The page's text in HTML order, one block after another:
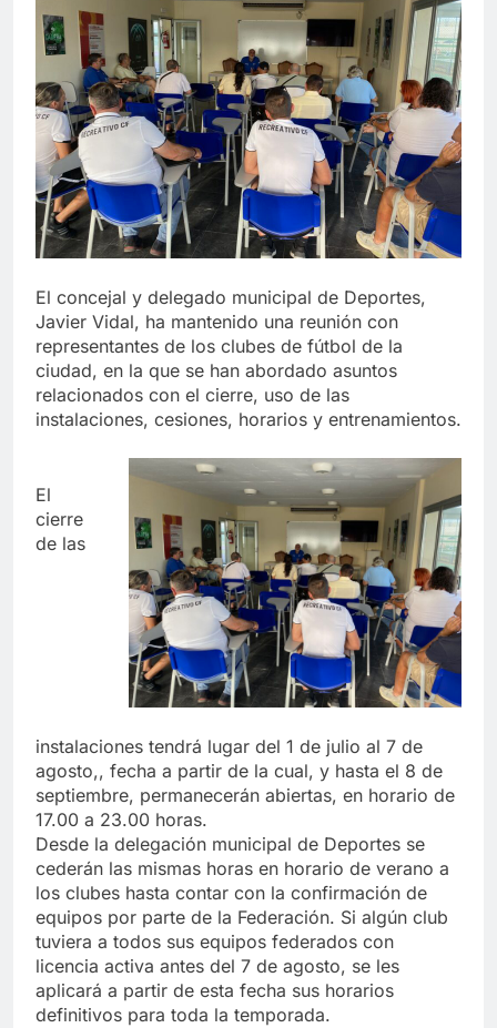
echa el cierre con éxito
rotundo
2 Semanas Atrás
La Mancomunidad y el Banco
de Alimentos del Campo de
Gibraltar renuevan su
convenio de colaboración
2 Semanas Atrás
Tráfico especial para
despedir la feria. Ojo si vas
a Santa Bárbara
2 Semanas Atrás
La feria se despide por todo
lo alto: Antonio José, fuegos
artificiales y música hasta el
2 Semanas Atrás
El concejal y delegado municipal de Deportes,
Javier Vidal, ha mantenido una reunión con
representantes de los clubes de fútbol de la
ciudad, en la que se han abordado asuntos
relacionados con el cierre, uso de las
instalaciones, cesiones, horarios y entrenamientos.
El
cierre
de las
instalaciones tendrá lugar del 1 de julio al 7 de
agosto,, fecha a partir de la cual, y hasta el 8 de
septiembre, permanecerán abiertas, en horario de
17.00 a 23.00 horas.
Desde la delegación municipal de Deportes se
cederán las mismas horas en horario de verano a
los clubes hasta contar con la confirmación de
equipos por parte de la Federación. Si algún club
tuviera a todos sus equipos federados con
licencia activa antes del 7 de agosto, se les
aplicará a partir de esta fecha sus horarios
definitivos para toda la temporada.